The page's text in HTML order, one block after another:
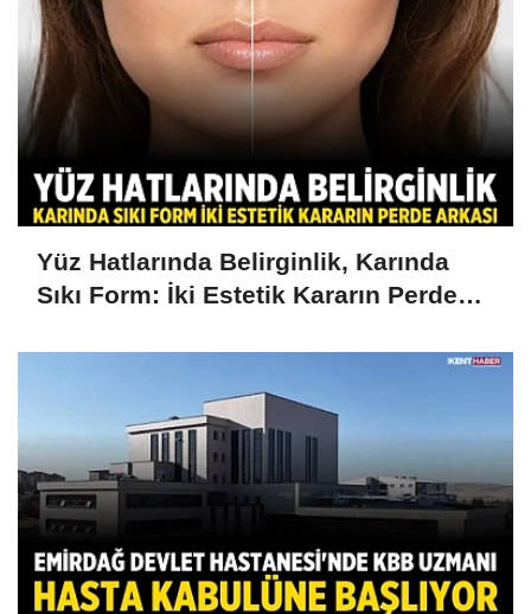
Yüz Hatlarında Belirginlik, Karında
Sıkı Form: İki Estetik Kararın Perde